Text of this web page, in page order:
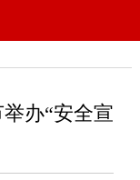
办“安全宣